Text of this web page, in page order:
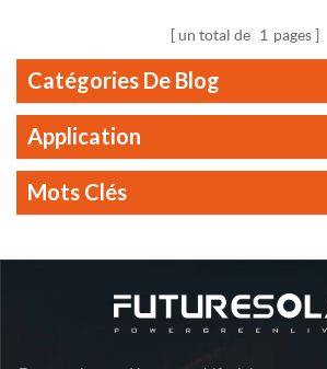
un total de 1 pages
Catégories De Blog
Application
Mots Clés